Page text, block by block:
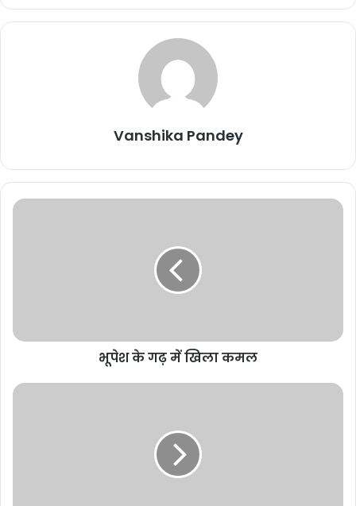
Vanshika Pandey
कर्ज चुकता, फिर भी कब्जे की कार्रवाई!
मृतक ऋणकर्ता के परिवार की प्रताड़ना
5 days ago
Vanshika Pandey
भूपेश के गढ़ में खिला कमल